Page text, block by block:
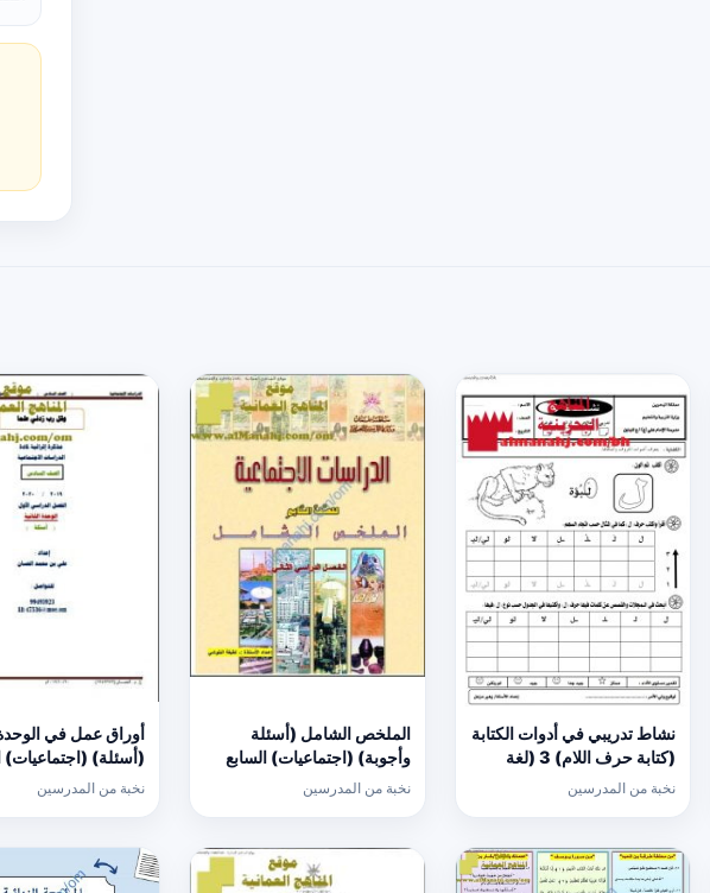
نشاط تدريبي في أدوات الكتابة
(كتابة حرف اللام) 3 (لغة
عربية) الأول
نخبة من المدرسين
الملخص الشامل (أسئلة
وأجوبة) (اجتماعيات) السابع
نخبة من المدرسين
أوراق عمل في الوحدة
(أسئلة)
نخبة من المدرسين